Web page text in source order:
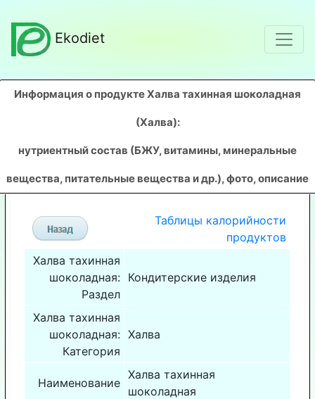
Ekodiet
Информация о продукте Халва тахинная шоколадная
(Халва):
нутриентный состав (БЖУ, витамины, минеральные
вещества, питательные вещества и др.), фото, описание
Таблицы калорийности
продуктов
Халва тахинная
шоколадная:
Раздел
Кондитерские изделия
Халва тахинная
шоколадная:
Категория
Халва
Наименование
Халва тахинная
шоколадная